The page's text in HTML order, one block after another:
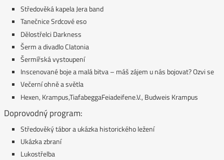
Středověká kapela Jera band
Tanečnice Srdcové eso
Dělostřelci Darkness
Šerm a divadlo Clatonia
Šermířská vystoupení
Inscenované boje a malá bitva – máš zájem u nás bojovat? Ozvi se
Večerní ohně a světla
Hexen, Krampus,TiafabeggaFeiadeifene.V., Budweis Krampus
Doprovodný program:
Středověký tábor a ukázka historického ležení
Ukázka zbraní
Lukostřelba